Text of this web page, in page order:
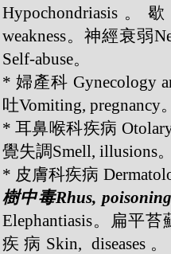
Hypochondriasis
weakness。神經衰弱
Self-abuse。
* 婦產科 Gynecology
吐Vomiting, pregnancy
* 耳鼻喉科疾病
覺失調Smell, illusions
* 皮膚科疾病
樹中毒Rhus, poisoning
Elephantiasis。扁平苔
疾病Skin, diseases